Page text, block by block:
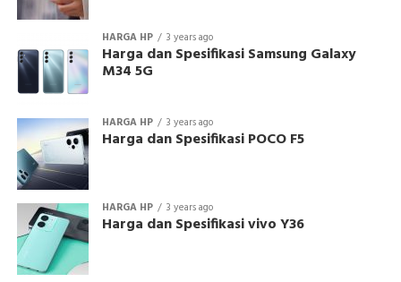
HARGA HP 3 years ago
Harga dan Spesifikasi Samsung Galaxy
M34 5G
HARGA HP 3 years ago
Harga dan Spesifikasi POCO F5
HARGA HP 3 years ago
Harga dan Spesifikasi vivo Y36